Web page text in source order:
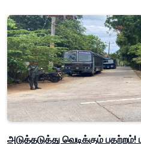
அடுத்தடுத்து வெடிக்கும்